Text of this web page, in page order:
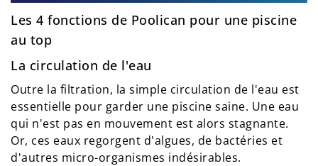
Les 4 fonctions de Poolican pour une piscine
au top
La circulation de l'eau
Outre la filtration, la simple circulation de l'eau est
essentielle pour garder une piscine saine. Une eau
qui n'est pas en mouvement est alors stagnante.
Or, ces eaux regorgent d'algues, de bactéries et
d'autres micro-organismes indésirables.